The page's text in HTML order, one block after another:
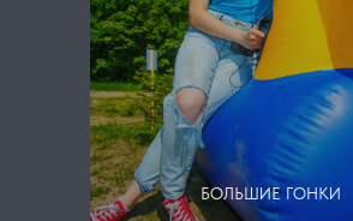
БОЛЬШИЕ ГОНКИ